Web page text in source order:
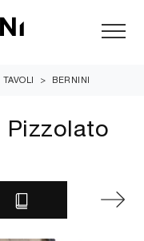
TAVOLI > BERNINI
Pizzolato